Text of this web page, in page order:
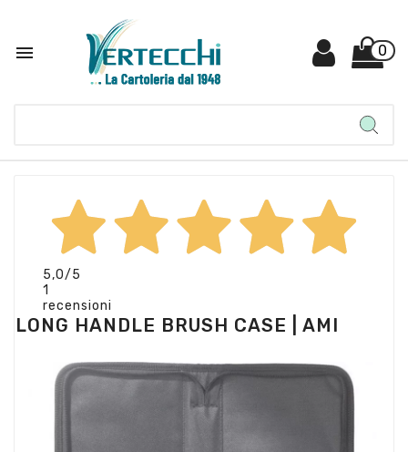
 0
5,0/5
1
recensioni
LONG HANDLE BRUSH CASE | AMI